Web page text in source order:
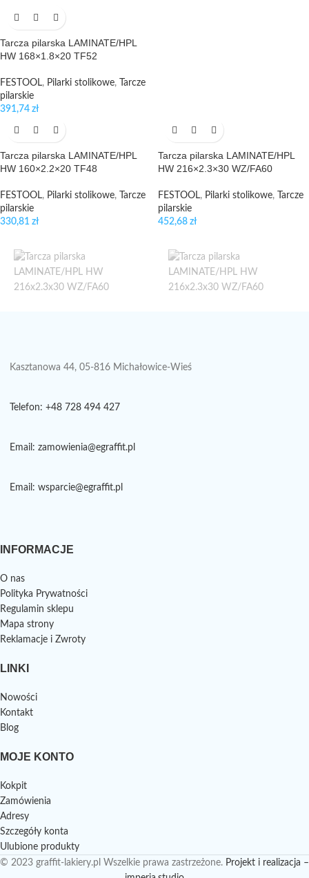
Tarcza pilarska LAMINATE/HPL
HW 168×1.8×20 TF52
FESTOOL, Pilarki stolikowe,
Tarcze
pilarskie
391,74 zł
Tarcza pilarska LAMINATE/HPL
HW 160×2.2×20 TF48
FESTOOL, Pilarki stolikowe,
Tarcze
pilarskie
330,81 zł
Tarcza pilarska LAMINATE/HPL
HW 216×2.3×30 WZ/FA60
FESTOOL, Pilarki stolikowe,
Tarcze
pilarskie
452,68 zł
Kasztanowa 44, 05-816 Michałowice-Wieś
Telefon: +48 728 494 427
Email: zamowienia@egraffit.pl
Email: wsparcie@egraffit.pl
INFORMACJE
O nas
Polityka Prywatności
Regulamin sklepu
Mapa strony
Reklamacje i Zwroty
LINKI
Nowości
Kontakt
Blog
MOJE KONTO
Kokpit
Zamówienia
Adresy
Szczegóły konta
Ulubione produkty
© 2023 graffit-lakiery.pl Wszelkie prawa zastrzeżone. Projekt i realizacja –